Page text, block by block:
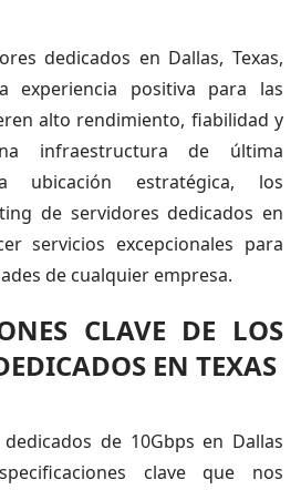
dedicados en Dallas, Texas,
experiencia positiva para las
alto rendimiento, fiabilidad y
infraestructura de última
ubicación estratégica, los
de servidores dedicados en
servicios excepcionales para
de cualquier empresa.
CLAVE DE LOS
EN TEXAS
de 10Gbps en Dallas
clave que nos